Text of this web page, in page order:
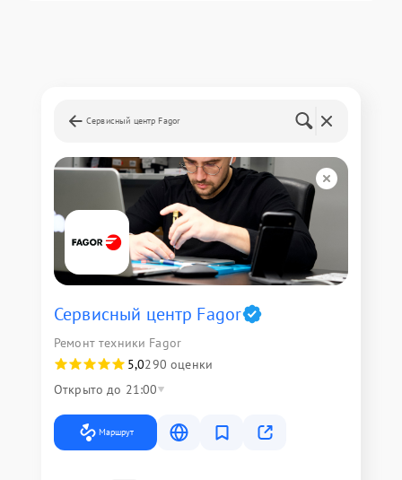
Сервисный центр Fagor
Сервисный центр Fagor
Ремонт техники Fagor
5,0290 оценки
Открыто до 21:00
Маршрут